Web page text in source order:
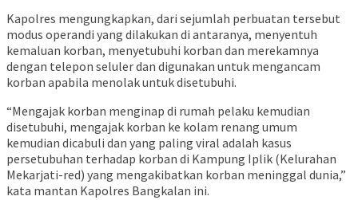
Kapolres mengungkapkan, dari sejumlah perbuatan tersebut
modus operandi yang dilakukan di antaranya, menyentuh
kemaluan korban, menyetubuhi korban dan merekamnya
dengan telepon seluler dan digunakan untuk mengancam
korban apabila menolak untuk disetubuhi.
“Mengajak korban menginap di rumah pelaku kemudian
disetubuhi, mengajak korban ke kolam renang umum
kemudian dicabuli dan yang paling viral adalah kasus
persetubuhan terhadap korban di Kampung Iplik (Kelurahan
Mekarjati-red) yang mengakibatkan korban meninggal dunia,”
kata mantan Kapolres Bangkalan ini.